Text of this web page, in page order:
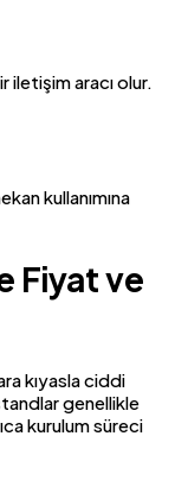
iletişim aracı olur.
kullanımına
Fiyat ve
kıyasla ciddi
genellikle
kurulum süreci